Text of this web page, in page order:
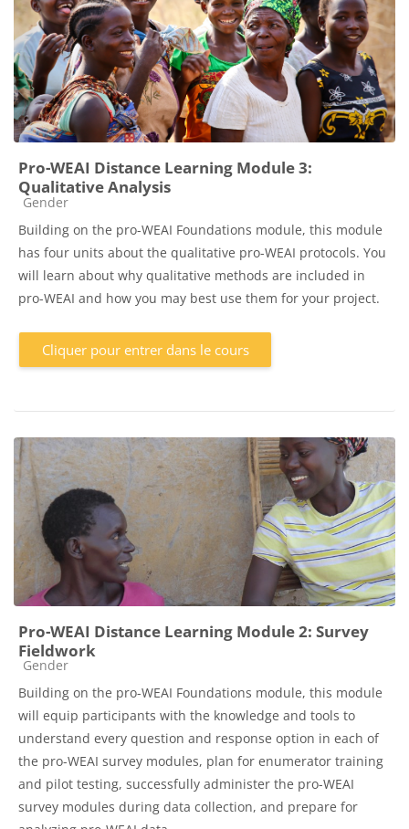
Pro-WEAI Distance Learning Module 3:
Qualitative Analysis
Catégorie de cours
Gender
Building on the pro-WEAI Foundations module, this module
has four units about the qualitative pro-WEAI protocols. You
will learn about why qualitative methods are included in
pro-WEAI and how you may best use them for your project.
Cliquer pour entrer dans le cours
Pro-WEAI Distance Learning Module 2: Survey
Fieldwork
Catégorie de cours
Gender
Building on the pro-WEAI Foundations module, this module
will equip participants with the knowledge and tools to
understand every question and response option in each of
the pro-WEAI survey modules, plan for enumerator training
and pilot testing, successfully administer the pro-WEAI
survey modules during data collection, and prepare for